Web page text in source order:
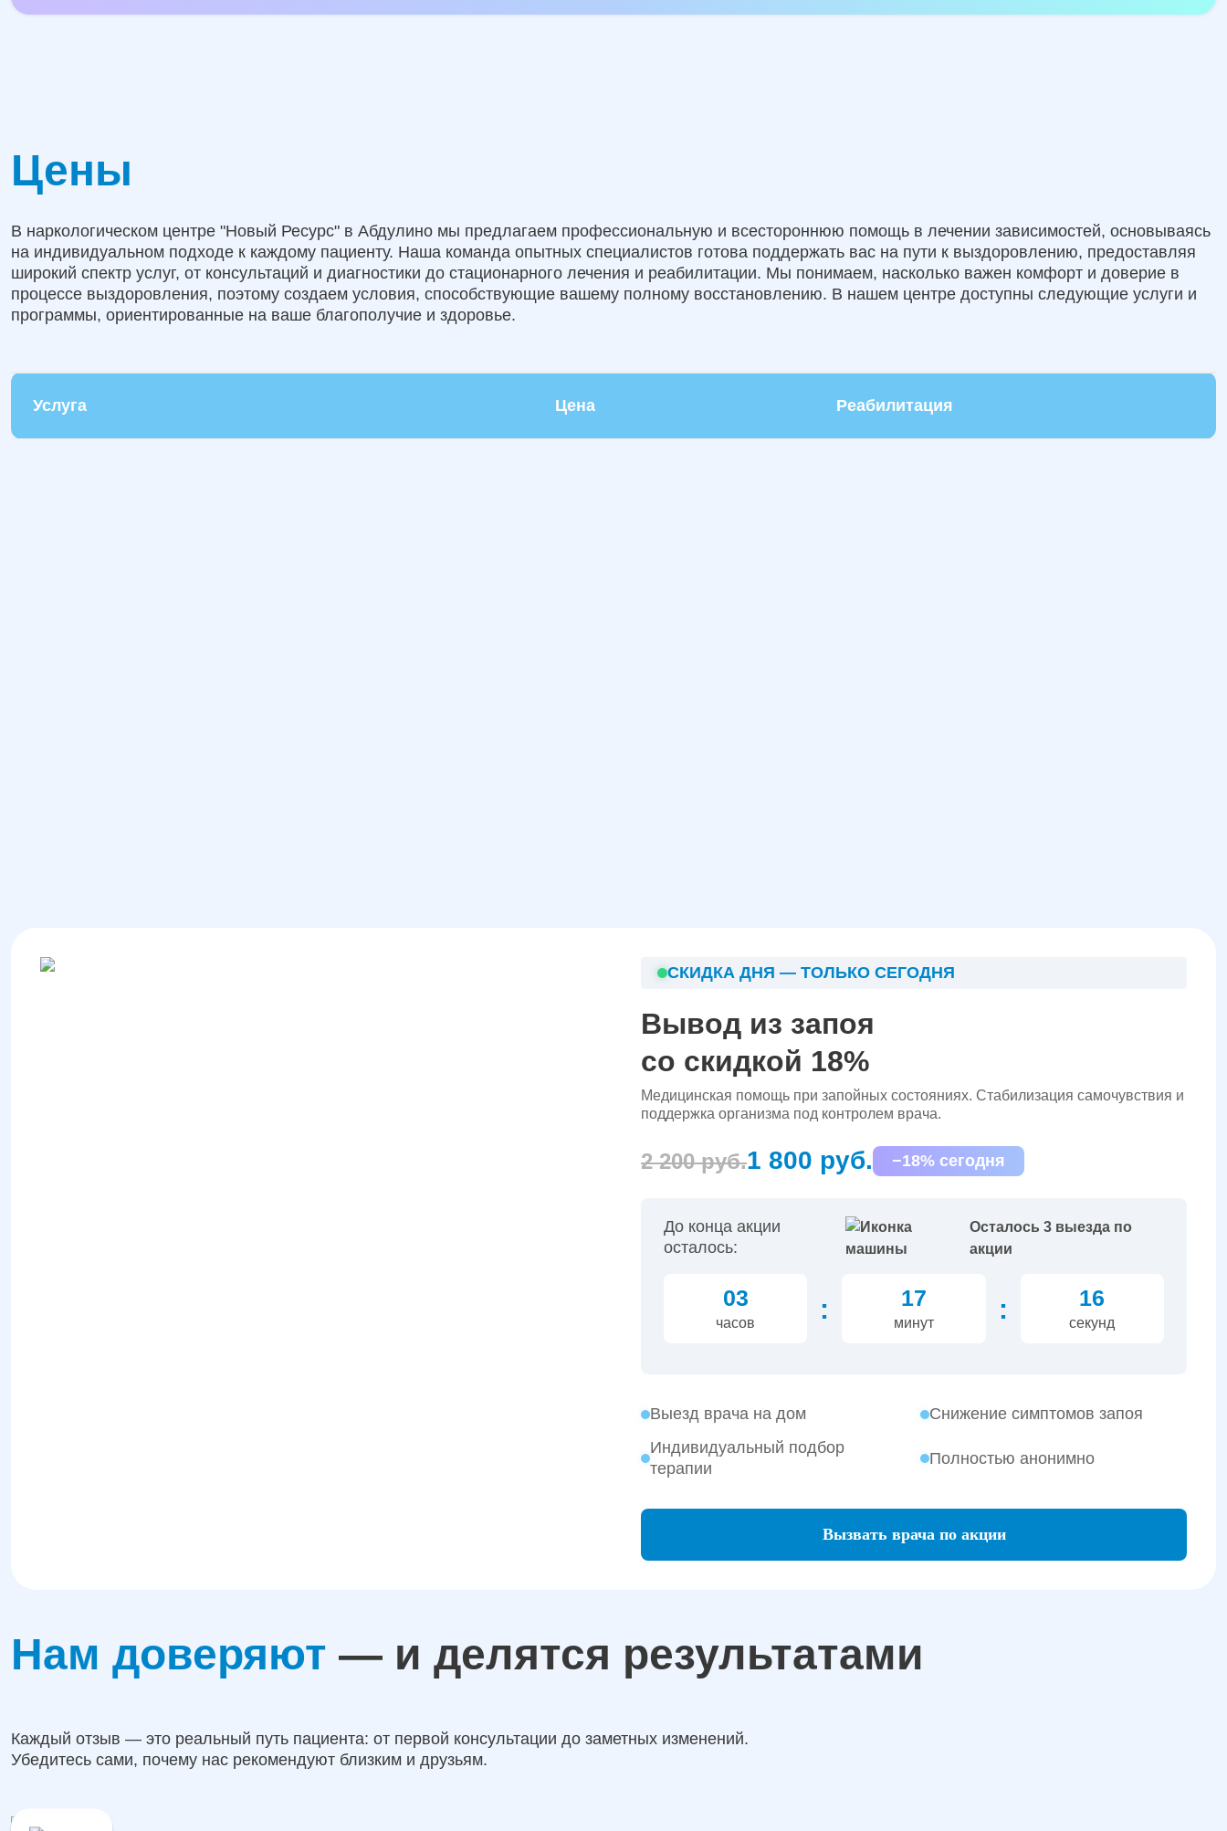
Цены
В наркологическом центре "Новый Ресурс" в Абдулино мы предлагаем профессиональную и всестороннюю помощь в лечении зависимостей, основываясь
на индивидуальном подходе к каждому пациенту. Наша команда опытных специалистов готова поддержать вас на пути к выздоровлению, предоставляя
широкий спектр услуг, от консультаций и диагностики до стационарного лечения и реабилитации. Мы понимаем, насколько важен комфорт и доверие в
процессе выздоровления, поэтому создаем условия, способствующие вашему полному восстановлению. В нашем центре доступны следующие услуги и
программы, ориентированные на ваше благополучие и здоровье.
Услуга Цена Реабилитация
СКИДКА ДНЯ — ТОЛЬКО СЕГОДНЯ
Вывод из запоя
со скидкой 18%
Медицинская помощь при запойных состояниях. Стабилизация самочувствия и
поддержка организма под контролем врача.
2 200 руб.1 800 руб. −18% сегодня
До конца акции
осталось:
Осталось 3 выезда по
акции
03
часов : 17
минут : 15
секунд
Выезд врача на дом
Снижение симптомов запоя
Индивидуальный подбор
терапии
Полностью анонимно
Вызвать врача по акции
Нам доверяют — и делятся результатами
Каждый отзыв — это реальный путь пациента: от первой консультации до заметных изменений.
Убедитесь сами, почему нас рекомендуют близким и друзьям.